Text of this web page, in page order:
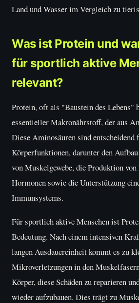
Land und Wasser im Vergleich zu
Was ist Protein und
für sportlich aktive
relevant?
Protein, oft als "Baustein des Lebens"
essentieller Makronährstoff, der aus
Diese Aminosäuren sind
Körperfunktionen, darunter den
von Muskelgewebe, die Produktion
Hormonen sowie die Unterstützung
Immunsystems.
Für sportlich aktive Menschen ist
Bedeutung. Nach einem intensiven
langen Ausdauereinheit kommt es zu
Mikroverletzungen in den
Körper, diese Schäden zu reparieren
wieder aufzubauen. Dies trägt zu